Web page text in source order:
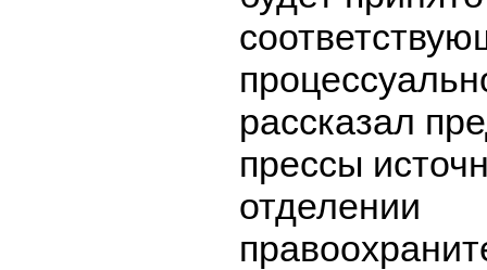
рассказал
прессы
отделении